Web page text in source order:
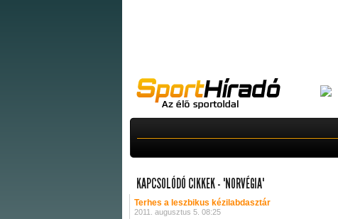
KAPCSOLÓDÓ CIKKEK - "NORVÉGIA"
Terhes a leszbikus kézilabdasztár
2011. augusztus 5. 08:25